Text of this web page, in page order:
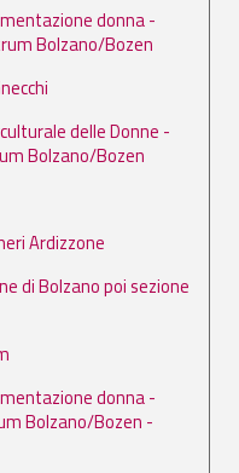
donna -
Bolzano/Bozen
delle Donne -
Bolzano/Bozen
Ardizzone
di Bolzano poi sezione
donna -
Bolzano/Bozen -